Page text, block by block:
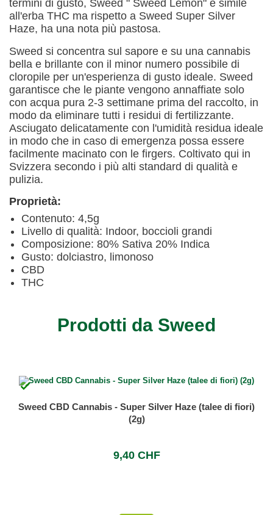
termini di gusto, Sweed " Sweed Lemon" è simile
all'erba THC ma rispetto a Sweed Super Silver
Haze, ha una nota più pastosa.
Sweed si concentra sul sapore e su una cannabis
bella e brillante con il minor numero possibile di
cloropile per un'esperienza di gusto ideale. Sweed
garantisce che le piante vengono annaffiate solo
con acqua pura 2-3 settimane prima del raccolto, in
modo da eliminare tutti i residui di fertilizzante.
Asciugato delicatamente con l'umidità residua ideale
in modo che in caso di emergenza possa essere
facilmente macinato con le firgers. Coltivato qui in
Svizzera secondo i più alti standard di qualità e
pulizia.
Proprietà:
Contenuto: 4,5g
Livello di qualità: Indoor, boccioli grandi
Composizione: 80% Sativa 20% Indica
Gusto: dolciastro, limonoso
CBD
THC
Prodotti da Sweed

Sweed CBD Cannabis - Super Silver Haze (talee di fiori)
(2g)
9,40 CHF